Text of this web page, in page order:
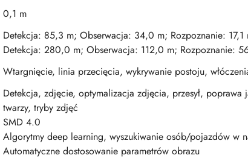
0,1 m
Detekcja: 85,3 m; Obserwacja: 34,0 m; Rozpoznanie:
Detekcja: 280,0 m; Obserwacja: 112,0 m; Rozpoznanie:
Wtargnięcie, linia przecięcia, wykrywanie postoju,
Detekcja, zdjęcie, optymalizacja zdjęcia, przesył,
twarzy, tryby zdjęć
SMD 4.0
Algorytmy deep learning, wyszukiwanie osób/pojazdów w
Automatyczne dostosowanie parametrów obrazu